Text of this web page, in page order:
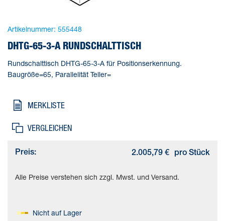
Artikelnummer: 555448
DHTG-65-3-A RUNDSCHALTTISCH
Rundschalttisch DHTG-65-3-A für Positionserkennung.
Baugröße=65, Parallelität Teller=
MERKLISTE
VERGLEICHEN
Preis: 2.005,79 € pro Stück
Alle Preise verstehen sich zzgl. Mwst. und Versand.
Nicht auf Lager